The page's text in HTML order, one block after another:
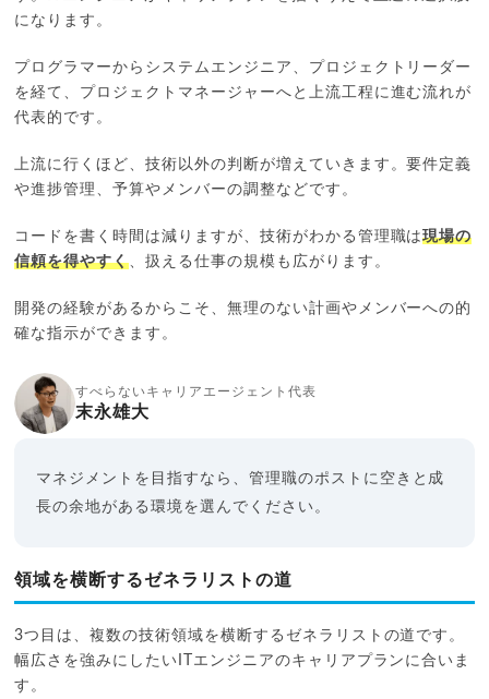
になります。
プログラマーからシステムエンジニア、プロジェクトリーダー
を経て、プロジェクトマネージャーへと上流工程に進む流れが
代表的です。
上流に行くほど、技術以外の判断が増えていきます。要件定義
や進捗管理、予算やメンバーの調整などです。
コードを書く時間は減りますが、技術がわかる管理職は現場の
信頼を得やすく、扱える仕事の規模も広がります。
開発の経験があるからこそ、無理のない計画やメンバーへの的
確な指示ができます。
すべらないキャリアエージェント代表
末永雄大
マネジメントを目指すなら、管理職のポストに空きと成
長の余地がある環境を選んでください。
領域を横断するゼネラリストの道
3つ目は、複数の技術領域を横断するゼネラリストの道です。
幅広さを強みにしたいITエンジニアのキャリアプランに合いま
す。